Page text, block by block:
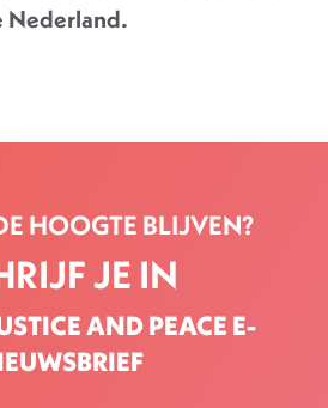
Nederland.
HOOGTE BLIJVEN?
JE IN
AND PEACE E-